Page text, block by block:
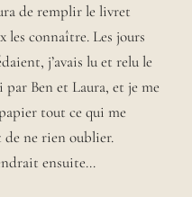
de remplir le livret
connaître. Les jours
j’avais lu et relu le
Ben et Laura, et je me
tout ce qui me
ne rien oublier.
ensuite…